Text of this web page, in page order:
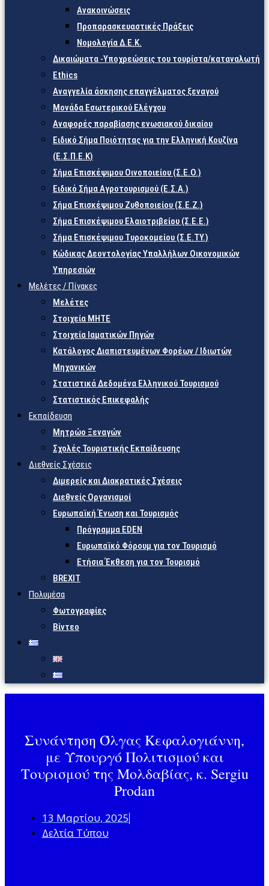
Ανακοινώσεις
Προπαρασκευαστικές Πράξεις
Νομολογία Δ.Ε.Κ.
Δικαιώματα -Υποχρεώσεις του τουρίστα/καταναλωτή
Ethics
Αναγγελία άσκησης επαγγέλματος ξεναγού
Μονάδα Εσωτερικού Ελέγχου
Αναφορές παραβίασης ενωσιακού δικαίου
Ειδικό Σήμα Ποιότητας για την Ελληνική Κουζίνα
(Ε.Σ.Π.Ε.Κ)
Σήμα Επισκέψιμου Οινοποιείου (Σ.Ε.Ο.)
Ειδικό Σήμα Αγροτουρισμού (Ε.Σ.Α.)
Σήμα Επισκέψιμου Ζυθοποιείου (Σ.Ε.Ζ.)
Σήμα Επισκέψιμου Ελαιοτριβείου (Σ.Ε.Ε.)
Σήμα Επισκέψιμου Τυροκομείου (Σ.Ε.TY.)
Κώδικας Δεοντολογίας Υπαλλήλων Οικονομικών
Υπηρεσιών
Μελέτες / Πίνακες
Μελέτες
Στοιχεία ΜΗΤΕ
Στοιχεία Ιαματικών Πηγών
Κατάλογος Διαπιστευμένων Φορέων / Ιδιωτών
Μηχανικών
Στατιστικά Δεδομένα Ελληνικού Τουρισμού
Στατιστικός Επικεφαλής
Εκπαίδευση
Μητρώο Ξεναγών
Σχολές Τουριστικής Εκπαίδευσης
Διεθνείς Σχέσεις
Διμερείς και Διακρατικές Σχέσεις
Διεθνείς Οργανισμοί
Ευρωπαϊκή Ένωση και Τουρισμός
Πρόγραμμα EDEN
Ευρωπαϊκό Φόρουμ για τον Τουρισμό
Ετήσια Έκθεση για τον Τουρισμό
BREXIT
Πολυμέσα
Φωτογραφίες
Βίντεο
Συνάντηση Όλγας Κεφαλογιάννη,
με Υπουργό Πολιτισμού και
Τουρισμού της Μολδαβίας, κ. Sergiu
Prodan
13 Μαρτίου, 2025
Δελτία Τύπου